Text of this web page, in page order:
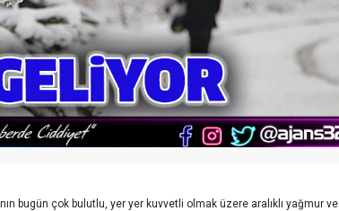
bugün çok bulutlu, yer yer kuvvetli olmak üzere aralıklı yağmur ve